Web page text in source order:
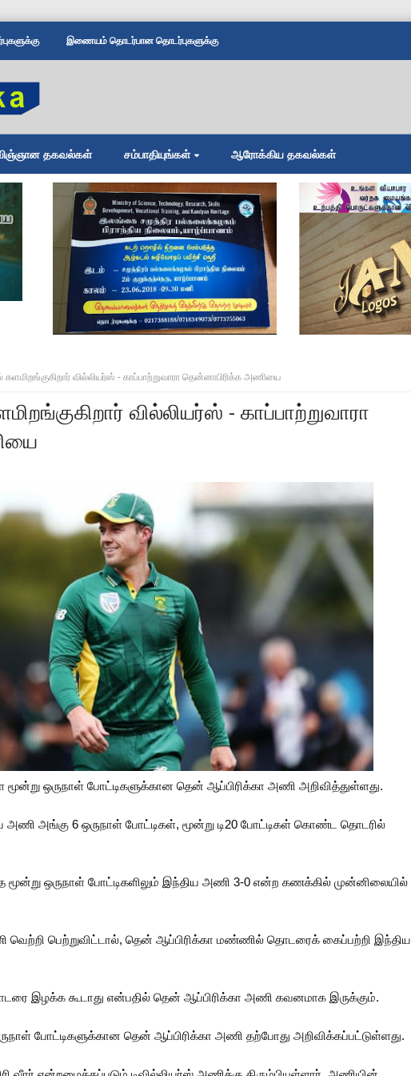
இணையம் தொடர்பான தொடர்புகளுக்கு
தகவல்கள் சம்பாதியுங்கள் ஆரோக்கிய தகவல்கள்
களமிறங்குகிறார் வில்லியர்ஸ் - காப்பாற்றுவாரா தென்னாபிரிக்க அணியை
வில்லியர்ஸ் - காப்பாற்றுவாரா
மூன்று ஒருநாள் போட்டிகளுக்கான தென் ஆப்பிரிக்கா அணி அறிவித்துள்ளது.
அணி அங்கு 6 ஒருநாள் போட்டிகள், மூன்று டி20 போட்டிகள் கொண்ட தொடரில்
ஒருநாள் போட்டிகளிலும் இந்திய அணி 3-0 என்ற கணக்கில் முன்னிலையில்
வெற்றி பெற்றுவிட்டால், தென் ஆப்பிரிக்கா மண்ணில் தொடரைக் கைப்பற்றி இந்திய
இழக்க கூடாது என்பதில் தென் ஆப்பிரிக்கா அணி கவனமாக இருக்கும்.
போட்டிகளுக்கான தென் ஆப்பிரிக்கா அணி தற்போது அறிவிக்கப்பட்டுள்ளது.